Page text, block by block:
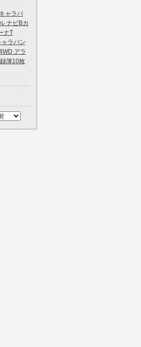
ャラバ
ナビBカ
ナT
ラバン
アラ
簿10枚